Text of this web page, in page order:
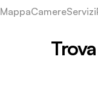
MappaCamereServizi